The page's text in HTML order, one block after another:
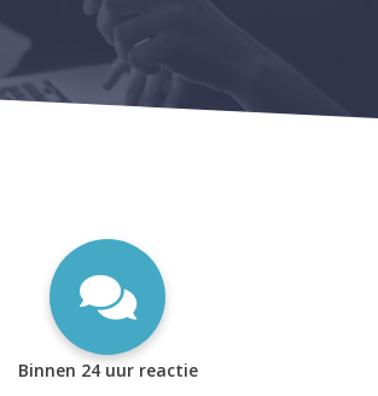
1. Seo voor beginners +
2. Onderzoeken +
Binnen 24 uur reactie